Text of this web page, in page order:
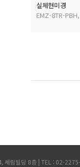
실체현미경
세림빌딩 8층 | TEL : 02-